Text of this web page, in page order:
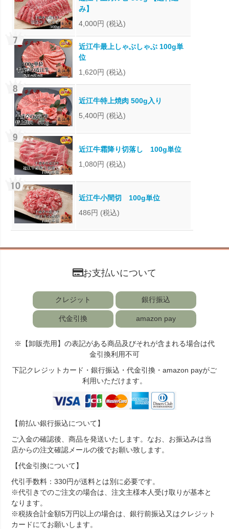
み】
4,000円 (税込)
近江牛最上しゃぶしゃぶ 100g単
位
1,620円 (税込)
近江牛特上焼肉 500g入り
5,400円 (税込)
近江牛霜降り切落し 100g単位
1,080円 (税込)
近江牛小間切 100g単位
486円 (税込)
お支払いについて
クレジット 銀行振込
代金引換 amazon pay
※【卸販売用】の表記がある商品及びそれが含まれる場合は代
金引換利用不可
下記クレジットカード・銀行振込・代金引換・amazon payがご
利用いただけます。
【前払い銀行振込について】
ご入金の確認後、商品を発送いたします。なお、お振込みは当
店からの注文確認メールの後でお願い致します。
【代金引換について】
代引手数料：330円が送料とは別に必要です。
※代引きでのご注文の場合は、注文主様本人受け取りが基本と
なります。
※税抜合計金額5万円以上の場合は、銀行前振込又はクレジット
カードにてお願いします。